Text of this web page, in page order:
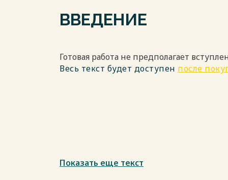
ВВЕДЕНИЕ
Готовая работа не предполагает
Весь текст будет доступен после
Показать еще текст